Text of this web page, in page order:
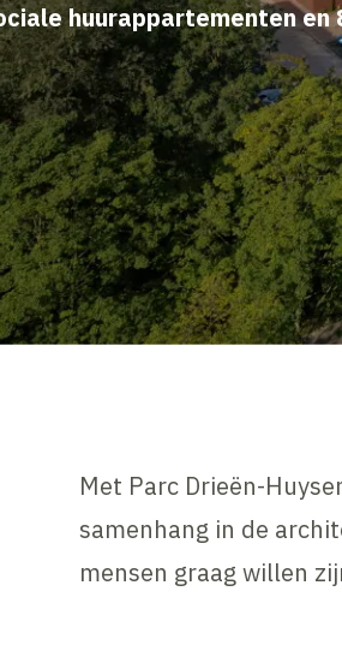
huurappartementen en
Met Parc Drieën-
samenhang in de
mensen graag willen